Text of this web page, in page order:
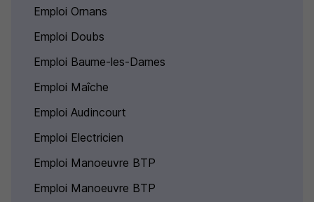
Emploi Ornans
Emploi Doubs
Emploi Baume-les-Dames
Emploi Maîche
Emploi Audincourt
Emploi Electricien
Emploi Manoeuvre BTP
Emploi Manoeuvre BTP